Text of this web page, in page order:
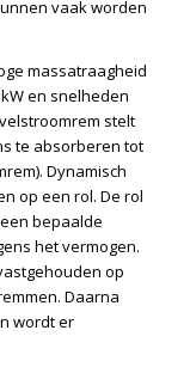
vaak worden
massatraagheid
en snelheden
stelt
te absorberen tot
Dynamisch
op een rol. De rol
bepaalde
het vermogen.
op
Daarna
wordt er